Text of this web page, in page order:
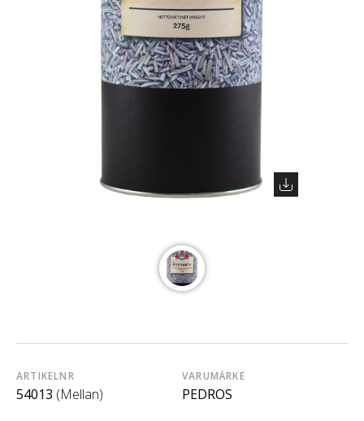
ARTIKELNR
54013 (Mellan)
VARUMÄRKE
PEDROS